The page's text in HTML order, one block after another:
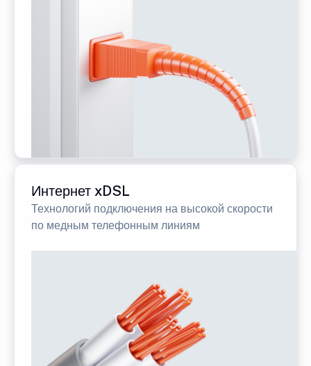
Интернет xDSL
Технологий подключения на высокой скорости
по медным телефонным линиям